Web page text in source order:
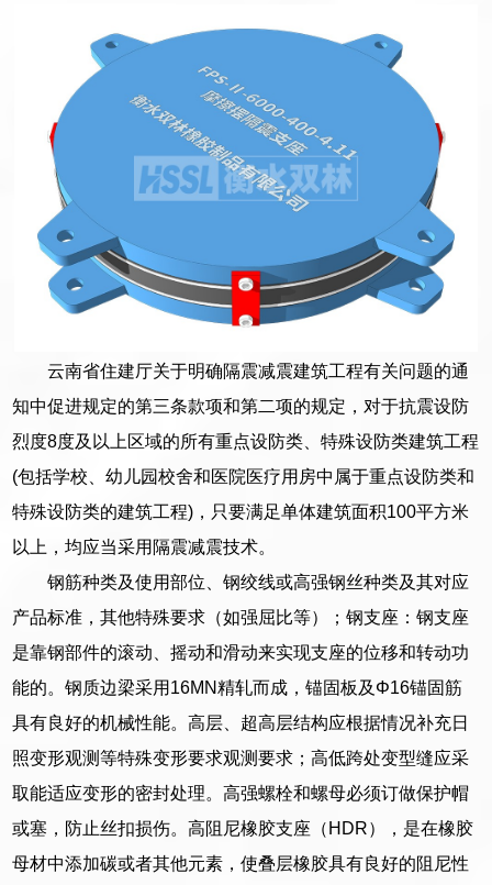
云南省住建厅关于明确隔震减震建筑工程有关问题的通
知中促进规定的第三条款项和第二项的规定，对于抗震设防
烈度8度及以上区域的所有重点设防类、特殊设防类建筑工程
(包括学校、幼儿园校舍和医院医疗用房中属于重点设防类和
特殊设防类的建筑工程)，只要满足单体建筑面积100平方米
以上，均应当采用隔震减震技术。
钢筋种类及使用部位、钢绞线或高强钢丝种类及其对应
产品标准，其他特殊要求（如强屈比等）；钢支座：钢支座
是靠钢部件的滚动、摇动和滑动来实现支座的位移和转动功
能的。钢质边梁采用16MN精轧而成，锚固板及Φ16锚固筋
具有良好的机械性能。高层、超高层结构应根据情况补充日
照变形观测等特殊变形要求观测要求；高低跨处变型缝应采
取能适应变形的密封处理。高强螺栓和螺母必须订做保护帽
或塞，防止丝扣损伤。高阻尼橡胶支座（HDR），是在橡胶
母材中添加碳或者其他元素，使叠层橡胶具有良好的阻尼性